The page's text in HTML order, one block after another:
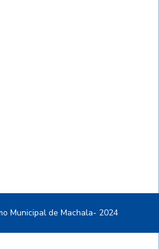
Municipal de Machala- 2024